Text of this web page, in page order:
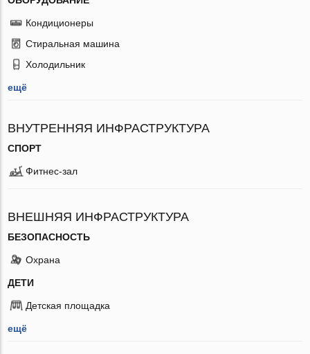
Кондиционеры
Стиральная машина
Холодильник
ещё
ВНУТРЕННЯЯ ИНФРАСТРУКТУРА
СПОРТ
Фитнес-зал
ВНЕШНЯЯ ИНФРАСТРУКТУРА
БЕЗОПАСНОСТЬ
Охрана
ДЕТИ
Детская площадка
ещё